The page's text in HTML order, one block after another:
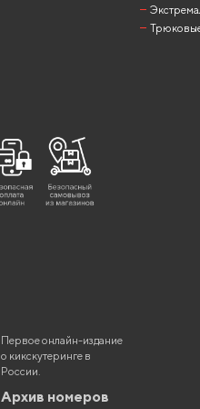
Первое онлайн-издание
о кикскутеринге в
России.
Архив номеров